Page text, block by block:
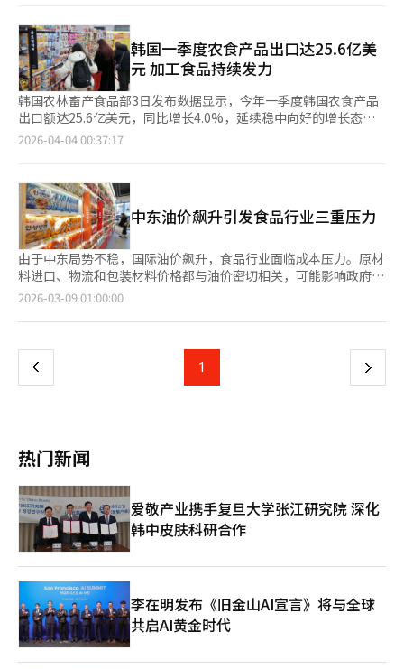
和用户互动的重要平台。通过差异化内容、沉浸式体验以及社交媒
体传播提升品牌影响力，正成为食品企业营销的重要方向。
比增长4.7%和29.7%；好丽友预计实现销售额8633亿韩元、营业
利润1401亿韩元，继续保持两位数增长。除俄罗斯市场外，中国
市场销售表现持续改善，也成为推动业绩增长的重要支撑。此外，
作为巧克力零食主要原料的可可价格较去年年底下降约34%，原材
料成本压力有所缓解，为企业盈利能力改善提供了有利条件。 相
比之下，部分食品企业业绩承压。希杰（CJ）第一制糖预计第二季
度销售额和营业利润将分别同比下降4.3%和21.2%；东远产业营
业利润预计下降4.7%；大象集团业绩则基本与去年持平。业内认
迷，是拖累业绩的重要原因。 酒类行业同样面临消费疲软挑战。
预计海特真露第二季度营业利润同比下降6.8%，乐天七星饮料业
绩则与去年同期基本持平。 随着中东局势趋于缓和，供应链不确
定性有所减弱。业内普遍认为，在国内消费复苏缓慢的背景下，海
外市场已成为韩国食品企业业绩增长的重要支撑。未来企业间的业
绩差距，或将进一步取决于全球市场布局能力和品牌竞争力。
长点。 其中，釜山代表性鱼糕品牌三进鱼糕近日宣布将赴华开设
首家门店，在韩国食品业界引发高度关注。由于中国市场长期被视
为“最难攻克的市场”之一，此次进军中国市场也被普遍视为K-小
吃全球化进程中的重要试金石。 据韩国食品行业近日消息，三进
鱼糕将于20日在湖南省长沙市开设中国首店，这也是该品牌首次以
正式门店形式进入中国市场。三进鱼糕计划将传统“韩式鱼糕”重
新定位为“高蛋白海鲜零食”，重点瞄准20至30多岁的中国年轻
消费群体。业内认为，三进鱼糕此番在华销售的已不仅是“鱼
市场对韩国食品企业而言并非坦途。业内普遍指出，中国本土品牌
模仿速度快、价格竞争激烈、地区口味差异显著，是韩国品牌面临
的主要挑战。此前，多家韩国餐饮连锁品牌曾大举扩张中国业务，
最终却因盈利恶化、竞争加剧而不得不收缩规模。正因如此，三进
鱼糕此次进军中国，被业界视为韩国食品业从“产品出口”向“文
化输出”转型的重要尝试。 近年来，三进鱼糕持续深耕“品牌体
验”概念：率先在韩国推出鱼糕烘焙坊模式，在釜山本店设立鱼糕
历史馆与体验馆，并推出“三进鱼糕小酒馆”等多元体验业态。与
品牌升级同步，公司业绩也持续向好。数据显示，三进鱼糕销售额
的964亿韩元，去年更首次突破1000亿韩元大关，达到1095亿韩
元。公司去年还成功登陆韩国创业板市场（KOSDAQ），为海外业
务扩张奠定了资金基础。 从更宏观的视角来看，K-食品全球化已
糕、紫菜包饭、鱼糕等K-小吃也在海外市场迅速走红。 业内人士
兔（YouTube）吃播及K-POP相关内容持续传播，越来越多的海外
消费者开始主动寻觅韩国街头食品。K-食品出口正逐渐从拉面、海
苔等通用型产品，转向输出韩式饮食文化本身。三进鱼糕中国首店
能否站稳脚跟，将成为K-小吃能否真正融入海外市场的重要风向
韩国一季度农食产品出口达25.6亿美
元 加工食品持续发力
韩国农林畜产食品部3日发布数据显示，今年一季度韩国农食产品
出口额达25.6亿美元，同比增长4.0%，延续稳中向好的增长态
势。 从地区来看，中东、大中华区及北美市场表现较为突出，出
方便面出口额达4.35亿美元，同比增长26.4%；糖果及休闲零食为
1.94亿美元，同比增长11.4%。此外，饮料出口额为1.64亿美元，
同比增长4.5%；米制加工食品为6900万美元，同比增长9.4%；冰
淇淋为3100万美元，同比增长18%，相关品类均实现不同程度增
长。 从细分市场来看，糖果和饮料在中国市场需求持续增长；冰
淇淋则通过面向加拿大及欧盟市场推出植物基产品，实现较快增
长，在一定程度上规避了乳制品出口限制带来的影响。同时，米制
加工食品在美国市场表现亮眼，即食米饭及冷冻炒饭需求持续上
升；在越南等东盟国家，年糕及相关产品出口亦保持增长势头。
萄和梨出口额分别为4600万美元、1700万美元和700万美元，同
比分别增长14.7%、24.6%和69.2%。其中，草莓对新加坡和泰国
元，同比增长2.1%，主要包括农机、农药、化肥及兽药等品类。
成本上升及汇率波动加剧，企业出口压力有所增加。未来将通过强
化物流信息服务、扩大海外买家对接、加大出口支持力度及推进线
上线下促销等措施，帮助企业开拓替代市场，稳定出口增长。 该
部门相关负责人表示，将持续完善相关支持体系，积极应对外部不
确定性，进一步提升韩国农食产品在全球市场的竞争力。
2026-04-04 00:37:17
中东油价飙升引发食品行业三重压力
由于中东局势不稳，国际油价飙升，食品行业面临成本压力。原材
料进口、物流和包装材料价格都与油价密切相关，可能影响政府的
物价稳定政策。根据行业消息，中东地区的冲突和霍尔木兹海峡封
的西德克萨斯中质原油（WTI）期货收盘价为每桶81.01美元，较
涨对食品制造成本产生直接和间接的压力。大部分肥料使用天然气
制造，而大规模作物种植需要大量能源。此外，韩国对主要谷物的
80%以上的原材料依赖进口，因此容易受到国际局势变化的影响。
物流成本上涨也是一大负担。油价上涨导致船舶燃料成本增加，进
口成本和出口运费同时上升。中东冲突导致霍尔木兹海峡封锁，科
威特等产油国减产，海运费暴涨。散货船运费指数（BDI）3月3日
达到2242点，为三个月来最高，上海集装箱运费指数（SCFI）3月
6日达到1489.19点，较前一周几乎翻倍。国内农业环境也受到影
响。农机燃料和设施供暖费用与油价挂钩，导致农产品生产成本上
升，进而推高新鲜食品和加工食品的价格。石化产品的包装材料价
格也受到油价上涨的直接影响。方便面、零食和饮料等加工食品的
包装材料如聚丙烯（PP）、聚乙烯（PE）和饮料瓶用的PET都是
石化树脂基材料。这些包装材料以原油精炼的石脑油为原料。一位
加工食品制造商表示，目前依靠库存应对，但如果情况持续，包装
材料等全面成本上涨将不可避免。市场认为，原材料、物流和包装
2026-03-09 01:00:00
上
页
1 下
热门新闻
爱敬产业携手复旦大学张江研究院 深化
韩中皮肤科研合作
李在明发布《旧金山AI宣言》将与全球
共启AI黄金时代